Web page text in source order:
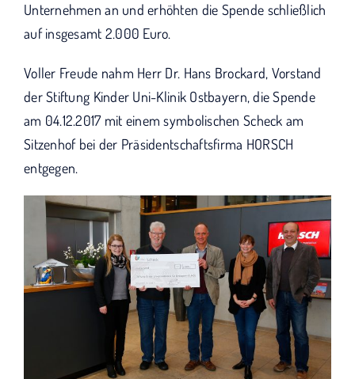
Unternehmen an und erhöhten die Spende schließlich
auf insgesamt 2.000 Euro.
Voller Freude nahm Herr Dr. Hans Brockard, Vorstand
der Stiftung Kinder Uni-Klinik Ostbayern, die Spende
am 04.12.2017 mit einem symbolischen Scheck am
Sitzenhof bei der Präsidentschaftsfirma HORSCH
entgegen.